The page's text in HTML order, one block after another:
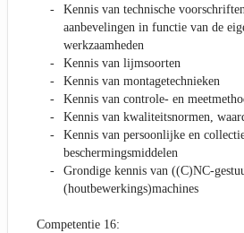
Kennis van technische
aanbevelingen in functie van de
werkzaamheden
Kennis van lijmsoorten
Kennis van montagetechnieken
Kennis van controle- en
Kennis van kwaliteitsnormen,
Kennis van persoonlijke en
beschermingsmiddelen
Grondige kennis van ((C)NC-
(houtbewerkings)machines
Competentie 16: